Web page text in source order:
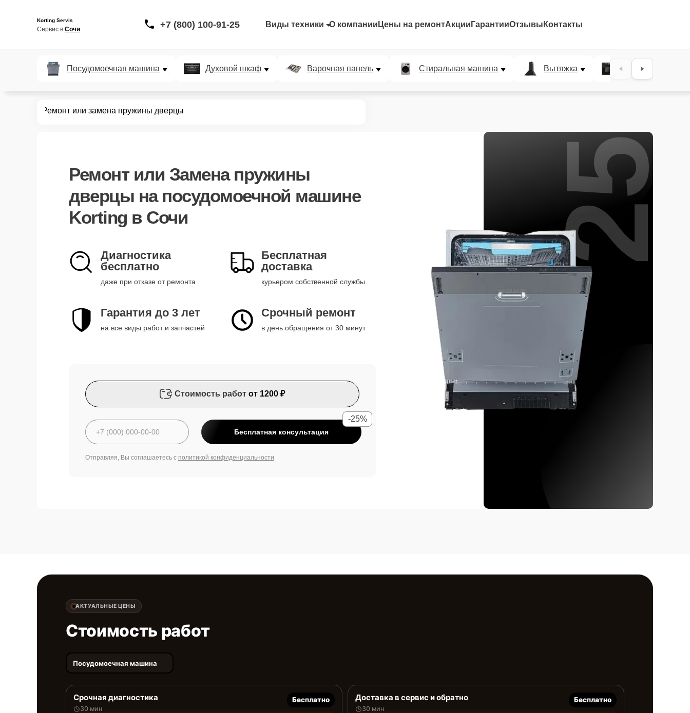
Korting Servis
Сервис в Сочи +7 (800) 100-91-25 Виды техники О компании Цены на ремонтАкции ГарантииОтзывы Контакты
Посудомоечная машина Духовой шкаф Варочная панель Стиральная машина Вытяжка Микроволновая
Ремонт или замена пружины дверцы
Ремонт или Замена пружины
дверцы на посудомоечной машине
Korting в Сочи
Диагностика
бесплатно
даже при отказе от ремонта
Бесплатная
доставка
курьером собственной службы
Гарантия до 3 лет
на все виды работ и запчастей
Срочный ремонт
в день обращения от 30 минут
Стоимость работ от 1200 ₽
Бесплатная консультация
-25%
Отправляя, Вы соглашаетесь с политикой конфиденциальности
25%
АКТУАЛЬНЫЕ ЦЕНЫ
Стоимость работ
Посудомоечная машина
Срочная диагностика
30 мин
Бесплатно Доставка в сервис и обратно
30 мин
Бесплатно